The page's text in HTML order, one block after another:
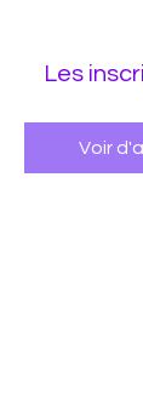
Les
Voir